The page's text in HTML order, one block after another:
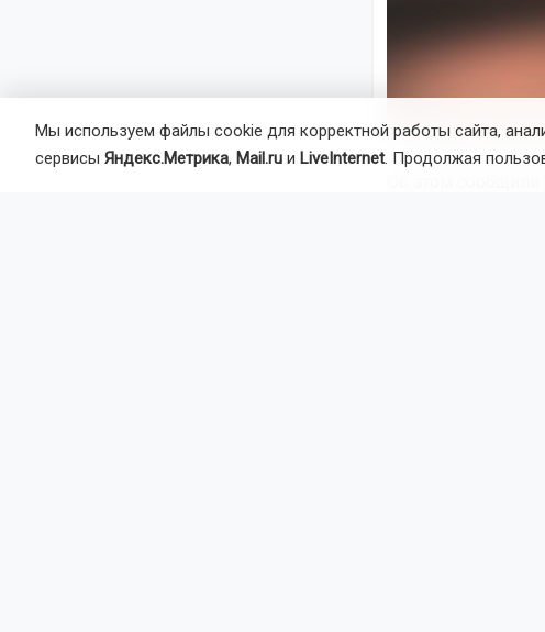
Один из
Мы используем файлы cookie для корректной работы сайта,
сервисы Яндекс.Метрика, Mail.ru и LiveInternet. Продолжая